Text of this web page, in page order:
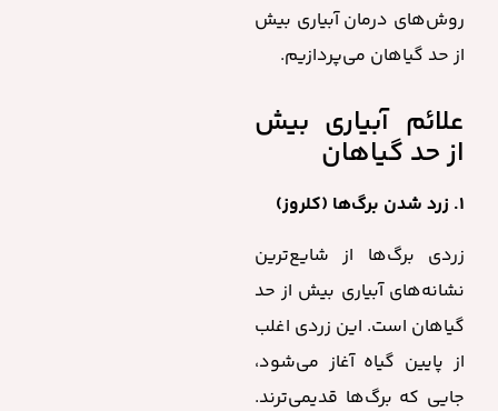
روش‌های درمان آبیاری بیش
از حد گیاهان می‌پردازیم.
علائم آبیاری بیش
از حد گیاهان
۱. زرد شدن برگ‌ها (کلروز)
زردی برگ‌ها از شایع‌ترین
نشانه‌های آبیاری بیش از حد
گیاهان است. این زردی اغلب
از پایین گیاه آغاز می‌شود،
جایی که برگ‌ها قدیمی‌ترند.